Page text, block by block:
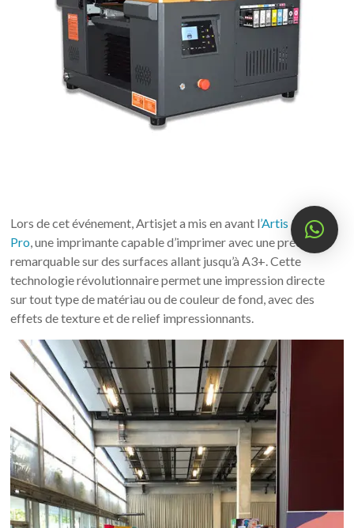
Lors de cet événement, Artisjet a mis en avant l’Artis 3000
Pro , une imprimante capable d’imprimer avec une précision
remarquable sur des surfaces allant jusqu’à A3+. Cette
technologie révolutionnaire permet une impression directe
sur tout type de matériau ou de couleur de fond, avec des
effets de texture et de relief impressionnants.